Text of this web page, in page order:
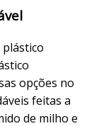
opções no
feitas a
de milho e